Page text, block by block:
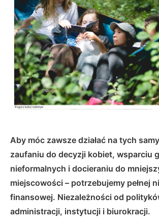
Aby móc zawsze działać na tych
zaufaniu do decyzji kobiet, wsparciu
nieformalnych i docieraniu do
miejscowości – potrzebujemy pełnej
finansowej. Niezależności od
administracji, instytucji i biurokracji.